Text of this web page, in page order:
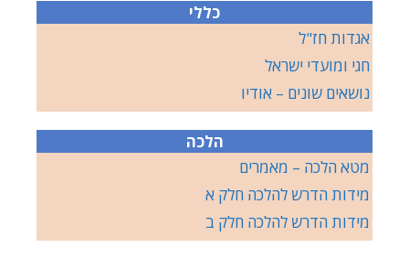
כללי
אגדות חז"ל
חגי ומועדי ישראל
נושאים שונים – אודיו
הלכה
מטא הלכה – מאמרים
מידות הדרש להלכה חלק א
מידות הדרש להלכה חלק ב